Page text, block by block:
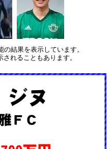
結果を表示しています。
れることもあります。